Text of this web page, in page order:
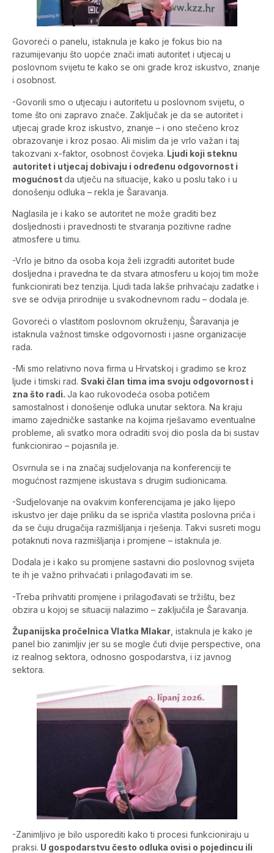
Govoreći o panelu, istaknula je kako je fokus bio na
razumijevanju što uopće znači imati autoritet i utjecaj u
poslovnom svijetu te kako se oni grade kroz iskustvo, znanje
i osobnost.
-Govorili smo o utjecaju i autoritetu u poslovnom svijetu, o
tome što oni zapravo znače. Zaključak je da se autoritet i
utjecaj grade kroz iskustvo, znanje – i ono stečeno kroz
obrazovanje i kroz posao. Ali mislim da je vrlo važan i taj
takozvani x-faktor, osobnost čovjeka. Ljudi koji steknu
autoritet i utjecaj dobivaju i određenu odgovornost i
mogućnostda utječu na situacije, kako u poslu tako i u
donošenju odluka – rekla je Šaravanja.
Naglasila je i kako se autoritet ne može graditi bez
dosljednosti i pravednosti te stvaranja pozitivne radne
atmosfere u timu.
-Vrlo je bitno da osoba koja želi izgraditi autoritet bude
dosljedna i pravedna te da stvara atmosferu u kojoj tim može
funkcionirati bez tenzija. Ljudi tada lakše prihvaćaju zadatke i
sve se odvija prirodnije u svakodnevnom radu – dodala je.
Govoreći o vlastitom poslovnom okruženju, Šaravanja je
istaknula važnost timske odgovornosti i jasne organizacije
rada.
-Mi smo relativno nova firma u Hrvatskoj i gradimo se kroz
ljude i timski rad. Svaki član tima ima svoju odgovornost i
zna što radi. Ja kao rukovodeća osoba potičem
samostalnost i donošenje odluka unutar sektora. Na kraju
imamo zajedničke sastanke na kojima rješavamo eventualne
probleme, ali svatko mora odraditi svoj dio posla da bi sustav
funkcionirao – pojasnila je.
Osvrnula se i na značaj sudjelovanja na konferenciji te
mogućnost razmjene iskustava s drugim sudionicama.
-Sudjelovanje na ovakvim konferencijama je jako lijepo
iskustvo jer daje priliku da se ispriča vlastita poslovna priča i
da se čuju drugačija razmišljanja i rješenja. Takvi susreti mogu
potaknuti nova razmišljanja i promjene – istaknula je.
Dodala je i kako su promjene sastavni dio poslovnog svijeta
te ih je važno prihvaćati i prilagođavati im se.
-Treba prihvatiti promjene i prilagođavati se tržištu, bez
obzira u kojoj se situaciji nalazimo – zaključila je Šaravanja.
Županijska pročelnica Vlatka Mlakar , istaknula je kako je
panel bio zanimljiv jer su se mogle čuti dvije perspective, ona
iz realnog sektora, odnosno gospodarstva, i iz javnog
sektora.
-Zanimljivo je bilo usporediti kako ti procesi funkcioniraju u
praksi. U gospodarstvu često odluka ovisi o pojedincu ili